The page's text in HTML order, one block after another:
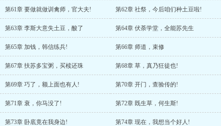
第61章 要做就做训禽师，官大夫! 第62章 社祭，今后咱们种土豆啦!
第63章 李斯大意失土豆，酸了 第64章 伏荼学堂，全能苏先生
第65章 加钱，韩信练兵! 第66章 师道，束修
第67章 扶苏多宝粥，买椟还珠 第68章 草，真乃狂徒也!
第69章 巧了，额上面也有人! 第70章 开门，查验传的!
第71章 衰，你马没了! 第72章 既生草，何生斯!
第73章 卧底竟在我身边! 第74章 现在，我想当个好人!